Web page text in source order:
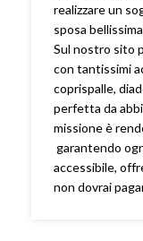
realizzare un
sposa
Sul nostro sito
con tantissimi
coprispalle,
perfetta da
missione è
garantendo
accessibile,
non dovrai